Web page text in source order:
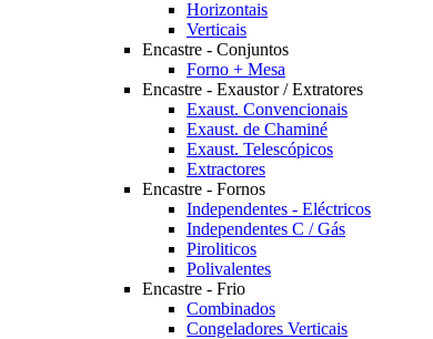
Horizontais
Verticais
Encastre - Conjuntos
Forno + Mesa
Encastre - Exaustor / Extratores
Exaust. Convencionais
Exaust. de Chaminé
Exaust. Telescópicos
Extractores
Encastre - Fornos
Independentes - Eléctricos
Independentes C / Gás
Piroliticos
Polivalentes
Encastre - Frio
Combinados
Congeladores Verticais